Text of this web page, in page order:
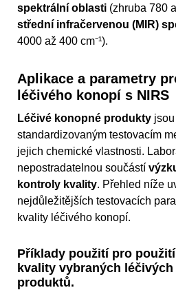
spektrální oblasti (zhruba 780
střední infračervenou (MIR)
4000 až 400 cm⁻¹).
Aplikace a parametry
léčivého konopí s NIRS
Léčivé konopné produkty
standardizovaným testovacím
jejich chemické vlastnosti.
nepostradatelnou součástí
kontroly kvality. Přehled níže
nejdůležitějších testovacích
kvality léčivého konopí.
Příklady použití pro
kvality vybraných
produktů.